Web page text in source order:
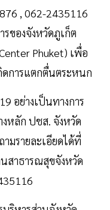
, 062-2435116
ของจังหวัดภูเก็ต
Phuket) เพื่อ
การแตกตื่นตระหนก
อย่างเป็นทางการ
งหลัก ปชส. จังหวัด
มรายละเอียดได้ที่
สาธารณสุขจังหวัด